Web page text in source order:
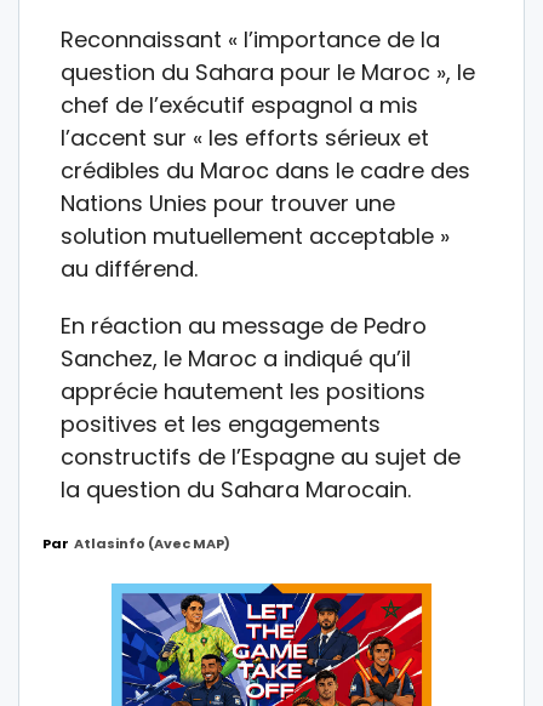
Reconnaissant « l’importance de la
question du Sahara pour le Maroc », le
chef de l’exécutif espagnol a mis
l’accent sur « les efforts sérieux et
crédibles du Maroc dans le cadre des
Nations Unies pour trouver une
solution mutuellement acceptable »
au différend.
En réaction au message de Pedro
Sanchez, le Maroc a indiqué qu’il
apprécie hautement les positions
positives et les engagements
constructifs de l’Espagne au sujet de
la question du Sahara Marocain.
Par Atlasinfo (avec MAP)